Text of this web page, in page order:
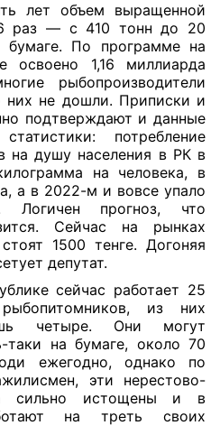
лет объем выращенной
раз — с 410 тонн до 20
По программе на
освоено 1,16 миллиарда
рыбопроизводители
них не дошли. Приписки и
подтверждают и данные
потребление
на душу населения в РК в
на человека, в
а в 2022-м и вовсе упало
прогноз, что
Сейчас на рынках
1500 тенге. Догоняя
депутат.
сейчас работает 25
из них
четыре. Они могут
таки на бумаге, около 70
ежегодно, однако по
эти нерестово-
сильно истощены и в
на треть своих